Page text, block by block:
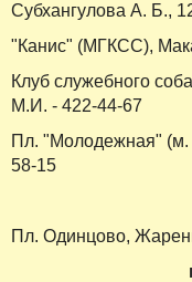
Субхангулова А. Б.,
"Канис" (МГКСС),
Клуб служебного
М.И. - 422-44-67
Пл. "Молодежная"
58-15
Пл. Одинцово,